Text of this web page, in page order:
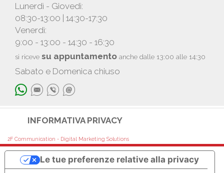
Lunerdì - Giovedì:
08:30-13:00 | 14:30-17:30
Venerdì:
9:00 - 13:00 - 14:30 - 16:30
si riceve su appuntamento anche dalle 13:00 alle 14:30
Sabato e Domenica chiuso
INFORMATIVA PRIVACY
2F Communication - Digital Marketing Solutions
Le tue preferenze relative alla privacy